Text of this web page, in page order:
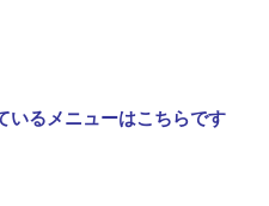
いるメニューはこちらです